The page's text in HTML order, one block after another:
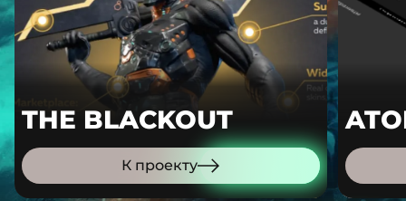
THE BLACKOUT
К проекту